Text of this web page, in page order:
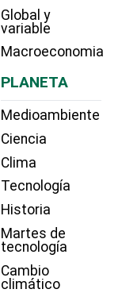
Global y
variable
Macroeconomia
PLANETA
Medioambiente
Ciencia
Clima
Tecnología
Historia
Martes de
tecnología
Cambio
climático